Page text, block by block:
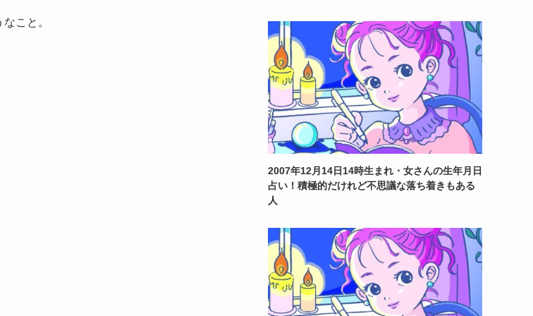
こと。
2007年12月14日14時生まれ・女さんの生年月日
占い！積極的だけれど不思議な落ち着きもある
人